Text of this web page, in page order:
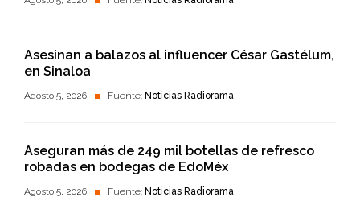
Asesinan a balazos al influencer César Gastélum,
en Sinaloa
Agosto 5, 2026 Fuente: Noticias Radiorama
Aseguran más de 249 mil botellas de refresco
robadas en bodegas de EdoMéx
Agosto 5, 2026 Fuente: Noticias Radiorama